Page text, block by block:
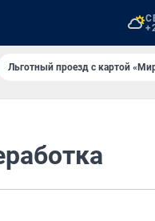
Льготный проезд с картой